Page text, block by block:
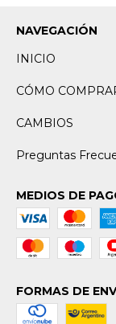
NAVEGACIÓN
INICIO
CÓMO
CAMBIOS
Preguntas
MEDIOS DE
FORMAS DE